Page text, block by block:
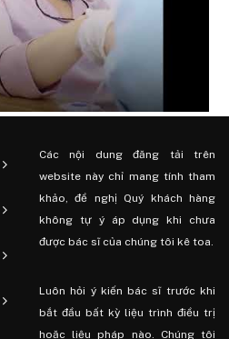
Các nội dung đăng tải trên
website này chỉ mang tính tham
khảo, đề nghị Quý khách hàng
không tự ý áp dụng khi chưa
được bác sĩ của chúng tôi kê toa.
Luôn hỏi ý kiến ​​bác sĩ trước khi
bắt đầu bất kỳ liệu trình điều trị
hoặc liệu pháp nào. Chúng tôi